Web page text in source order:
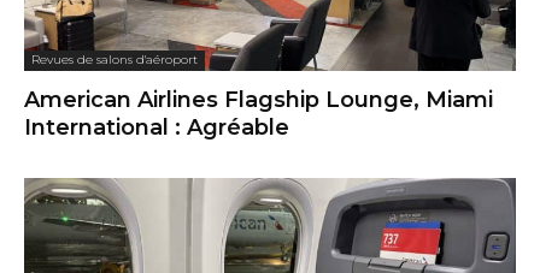
Revues de salons d'aéroport
American Airlines Flagship Lounge, Miami
International : Agréable